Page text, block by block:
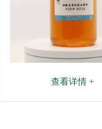
查看详情 +